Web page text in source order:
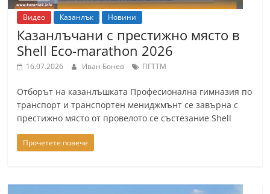
Видео Казанлък Новини
Казанлъчани с престижно място в
Shell Eco-marathon 2026
16.07.2026 Иван Бонев ПГТТМ
Отборът на казанлъшката Професионална гимназия по
транспорт и транспортен мениджмънт се завърна с
престижно място от провелото се състезание Shell
Прочетете повече